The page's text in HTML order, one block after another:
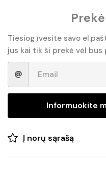
Tiesiog įvesite savo
jus kai tik ši prekė vėl bus
Informuokite
Į norų sąrašą